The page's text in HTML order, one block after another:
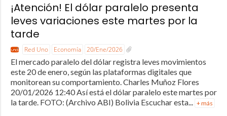
¡Atención! El dólar paralelo presenta
leves variaciones este martes por la
tarde
Red Uno Economía 20/Ene/2026
El mercado paralelo del dólar registra leves movimientos
este 20 de enero, según las plataformas digitales que
monitorean su comportamiento. Charles Muñoz Flores
20/01/2026 12:40 Así está el dólar paralelo este martes por
la tarde. FOTO: (Archivo ABI) Bolivia Escuchar esta... + más